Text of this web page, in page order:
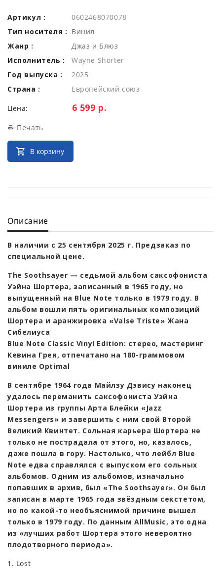
Артикул :
0602468070078
Тип носителя : Винил
Жанр :
Джаз и Блюз
Исполнитель :
Wayne Shorter
Год выпуска :
2025
Страна :
Европейский союз
Цена: Цена:
6 599 р.
Печать
В корзину
Описание
В наличии с 25 сентября 2025 г. Предзаказ по
специальной цене.
The Soothsayer — седьмой альбом саксофониста
Уэйна Шортера, записанный в 1965 году, но
выпущенный на Blue Note только в 1979 году. В
альбом вошли пять оригинальных композиций
Шортера и аранжировка «Valse Triste» Жана
Сибелиуса
Blue Note Classic Vinyl Edition: стерео, мастеринг
Кевина Грея, отпечатано на 180-граммовом
виниле Optimal
В сентябре 1964 года Майлзу Дэвису наконец
удалось переманить саксофониста Уэйна
Шортера из группы Арта Блейки «Jazz
Messengers» и завершить с ним свой Второй
Великий Квинтет. Сольная карьера Шортера не
только не пострадала от этого, но, казалось,
даже пошла в гору. Настолько, что лейбл Blue
Note едва справлялся с выпуском его сольных
альбомов. Одним из альбомов, изначально
попавших в архив, был «The Soothsayer». Он был
записан в марте 1965 года звёздным секстетом,
но по какой-то необъяснимой причине вышел
только в 1979 году. По данным AllMusic, это одна
из «лучших работ Шортера этого невероятно
плодотворного периода».
1. Lost